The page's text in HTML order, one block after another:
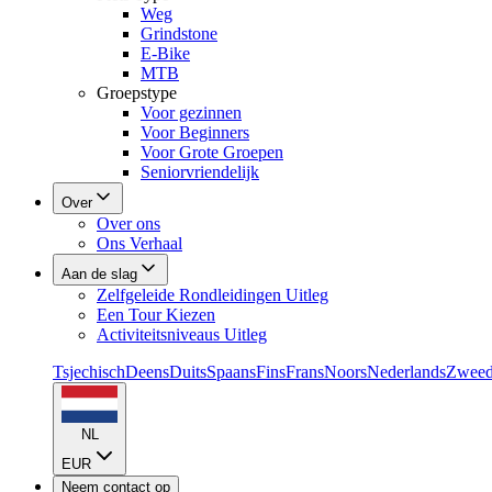
Weg
Grindstone
E-Bike
MTB
Groepstype
Voor gezinnen
Voor Beginners
Voor Grote Groepen
Seniorvriendelijk
Over
Over ons
Ons Verhaal
Aan de slag
Zelfgeleide Rondleidingen Uitleg
Een Tour Kiezen
Activiteitsniveaus Uitleg
TsjechischDeensDuitsSpaansFinsFransNoorsNederlands
NL
EUR
Neem contact op